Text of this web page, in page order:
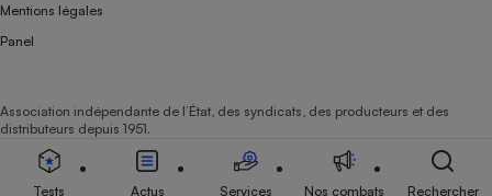
Mentions légales
Panel
Association indépendante de l’État, des syndicats, des producteurs et des
distributeurs depuis 1951.
Tests Actus Services Nos combats Rechercher